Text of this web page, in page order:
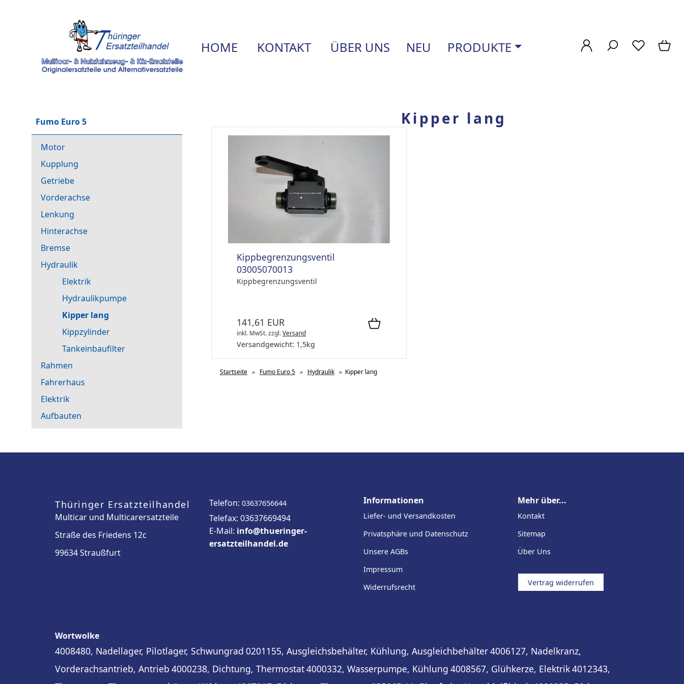
HOME KONTAKT ÜBER UNS NEU PRODUKTE
Fumo Euro 5
Motor
Kupplung
Getriebe
Vorderachse
Lenkung
Hinterachse
Bremse
Hydraulik
Elektrik
Hydraulikpumpe
Kipper lang
Kippzylinder
Tankeinbaufilter
Rahmen
Fahrerhaus
Elektrik
Aufbauten
Kipper lang
Kippbegrenzungsventil
03005070013
Kippbegrenzungsventil
141,61 EUR
inkl. MwSt.zzgl.Versand
Versandgewicht: 1,5kg
Startseite » Fumo Euro 5 » Hydraulik » Kipper lang
Thüringer Ersatzteilhandel
Multicar und Multicarersatzteile
Straße des Friedens 12c
99634 Straußfurt
Telefon: 03637656644
Telefax: 03637669494
E-Mail: info@thueringer-
ersatzteilhandel.de
Informationen
Liefer- und Versandkosten
Privatsphäre und Datenschutz
Unsere AGBs
Impressum
Widerrufsrecht
Mehr über...
Kontakt
Sitemap
Über Uns
Vertrag widerrufen
Wortwolke
4008480, Nadellager, Pilotlager, Schwungrad 0201155, Ausgleichsbehälter, Kühlung, Ausgleichbehälter4006127, Nadelkranz,
Vorderachsantrieb, Antrieb 4000238, Dichtung, Thermostat4000332, Wasserpumpe, Kühlung 4008567, Glühkerze, Elektrik4012343,